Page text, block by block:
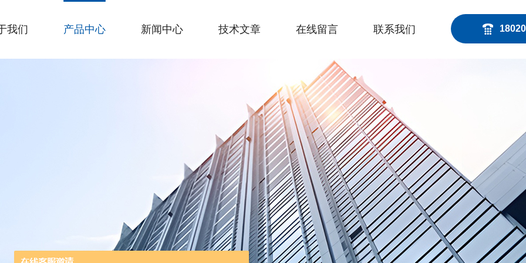
我们 产品中心 新闻中心 技术文章 在线留言 联系我们